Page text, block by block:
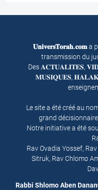
𝐔𝐧𝐢𝐯𝐞𝐫𝐬𝐓𝐨𝐫𝐚𝐡.𝐜𝐨𝐦a
transmission du
Des 𝐀𝐂𝐓𝐔𝐀𝐋𝐈𝐓𝐄𝐒,
𝐌𝐔𝐒𝐈𝐐𝐔𝐄𝐒,
Le site a été créé au
grand
Notre initiative a été
Rav Ovadia Yossef,
Sitruk, Rav Chlomo
Rabbi Shlomo Aben Danan